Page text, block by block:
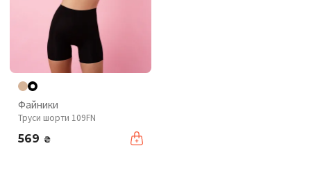
Файники
Труси шорти 109FN
569 ₴